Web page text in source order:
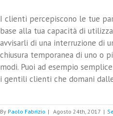
I clienti percepiscono le tue
base alla tua capacità di
avvisarli di una interruzione di
chiusura temporanea di uno o
modi. Puoi ad esempio
i gentili clienti che domani
By Paolo Fabrizio | Agosto 24th, 2017 |